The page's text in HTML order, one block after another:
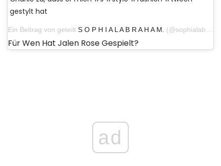
gestylt hat
Ein Beitrag von geteilt S O P H I A L A B R A H A M. (@sophialabraham) am 18. Februar 2019 um 11:12 Uhr PST
Für Wen Hat Jalen Rose Gespielt?
ad